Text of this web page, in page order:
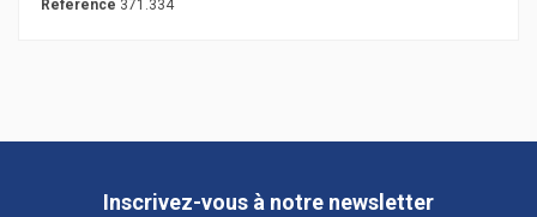
Référence 371.334
Inscrivez-vous à notre newsletter